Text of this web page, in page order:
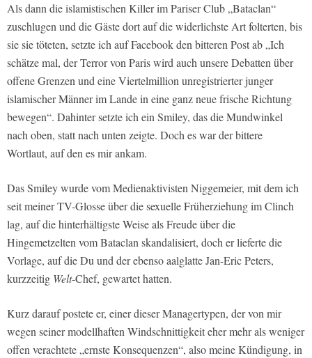
Als dann die islamistischen Killer im Pariser Club „Bataclan“
zuschlugen und die Gäste dort auf die widerlichste Art folterten, bis
sie sie töteten, setzte ich auf Facebook den bitteren Post ab „Ich
schätze mal, der Terror von Paris wird auch unsere Debatten über
offene Grenzen und eine Viertelmillion unregistrierter junger
islamischer Männer im Lande in eine ganz neue frische Richtung
bewegen“. Dahinter setzte ich ein Smiley, das die Mundwinkel
nach oben, statt nach unten zeigte. Doch es war der bittere
Wortlaut, auf den es mir ankam.
Das Smiley wurde vom Medienaktivisten Niggemeier, mit dem ich
seit meiner TV-Glosse über die sexuelle Früherziehung im Clinch
lag, auf die hinterhältigste Weise als Freude über die
Hingemetzelten vom Bataclan skandalisiert, doch er lieferte die
Vorlage, auf die Du und der ebenso aalglatte Jan-Eric Peters,
kurzzeitig Welt-Chef, gewartet hatten.
Kurz darauf postete er, einer dieser Managertypen, der von mir
wegen seiner modellhaften Windschnittigkeit eher mehr als weniger
offen verachtete „ernste Konsequenzen“, also meine Kündigung, in